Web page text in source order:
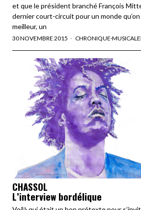
et que le président branché François
dernier court-circuit pour un monde
meilleur, un
30 NOVEMBRE 2015 CHRONIQUE·
CHASSOL
L’interview bordélique